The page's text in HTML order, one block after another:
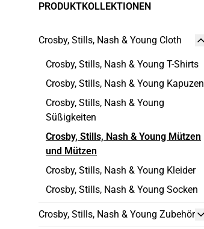
PRODUKTKOLLEKTIONEN
Crosby, Stills, Nash & Young Cloth
Crosby, Stills, Nash & Young T-Shirts
Crosby, Stills, Nash & Young Kapuzen
Crosby, Stills, Nash & Young
Süßigkeiten
Crosby, Stills, Nash & Young Mützen
und Mützen
Crosby, Stills, Nash & Young Kleider
Crosby, Stills, Nash & Young Socken
Crosby, Stills, Nash & Young Zubehör